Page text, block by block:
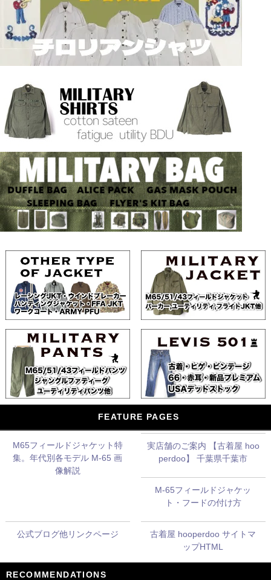
FEATURE PAGES
M65フィールドジャケット特
集。年代別各モデル M-65 画
像解説
実店舗のご案内 【古着屋 hoo
perdoo】 千葉県千葉市
M-65フィールドジャケッ
ト・フードの付け方
公式ブログ他リンクページ
古着屋 hooperdoo サイトマ
ップHTML
RECOMMENDATIONS